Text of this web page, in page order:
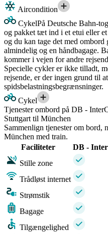
Aircondition
CykelPå Deutsche Bahn-
og pakket tæt ind i et etui eller
og du kan tage det med
almindelig og en håndbagage.
kommer i vejen for andre
Specielle cykler er ikke tilladt,
rejsende, er der ingen grund til
spidsbelastningsbegrænsninger.
Cykel
Tjenester ombord på DB -
Stuttgart til München
Sammenlign tjenester om bord,
München med train.
Faciliteter
DB -
Stille zone
Trådløst internet
Strømstik
Bagage
Tilgængelighed